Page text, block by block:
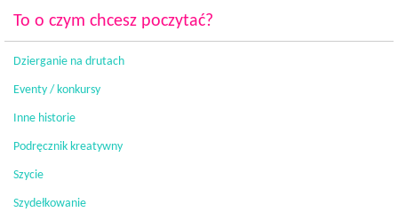
To o czym chcesz poczytać?
Dzierganie na drutach
Eventy / konkursy
Inne historie
Podręcznik kreatywny
Szycie
Szydełkowanie